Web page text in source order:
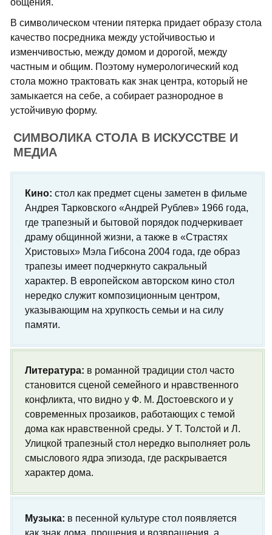
общения.
В символическом чтении пятерка придает образу стола
качество посредника между устойчивостью и
изменчивостью, между домом и дорогой, между
частным и общим. Поэтому нумерологический код
стола можно трактовать как знак центра, который не
замыкается на себе, а собирает разнородное в
устойчивую форму.
СИМВОЛИКА СТОЛА В ИСКУССТВЕ И
МЕДИА
Кино: стол как предмет сцены заметен в фильме
Андрея Тарковского «Андрей Рублев» 1966 года,
где трапезный и бытовой порядок подчеркивает
драму общинной жизни, а также в «Страстях
Христовых» Мэла Гибсона 2004 года, где образ
трапезы имеет подчеркнуто сакральный
характер. В европейском авторском кино стол
нередко служит композиционным центром,
указывающим на хрупкость семьи и на силу
памяти.
Литература: в романной традиции стол часто
становится сценой семейного и нравственного
конфликта, что видно у Ф. М. Достоевского и у
современных прозаиков, работающих с темой
дома как нравственной среды. У Т. Толстой и Л.
Улицкой трапезный стол нередко выполняет роль
смыслового ядра эпизода, где раскрывается
характер дома.
Музыка: в песенной культуре стол появляется
как знак дома, прощения и возвращения, а